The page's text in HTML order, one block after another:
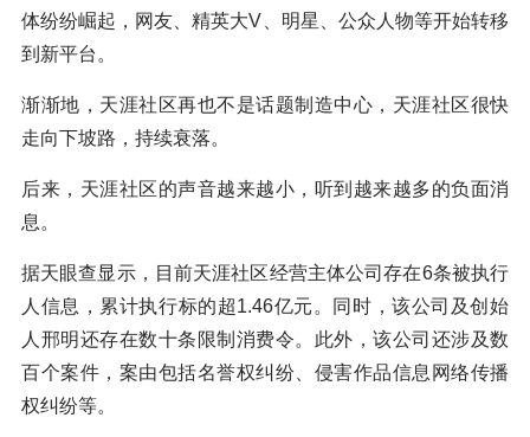
体纷纷崛起，网友、精英大V、明星、公众人物等开始转移
到新平台。
渐渐地，天涯社区再也不是话题制造中心，天涯社区很快
走向下坡路，持续衰落。
后来，天涯社区的声音越来越小，听到越来越多的负面消
息。
据天眼查显示，目前天涯社区经营主体公司存在6条被执行
人信息，累计执行标的超1.46亿元。同时，该公司及创始
人邢明还存在数十条限制消费令。此外，该公司还涉及数
百个案件，案由包括名誉权纠纷、侵害作品信息网络传播
权纠纷等。